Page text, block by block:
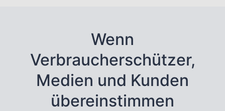
Wenn
Verbraucherschützer,
Medien und Kunden
übereinstimmen